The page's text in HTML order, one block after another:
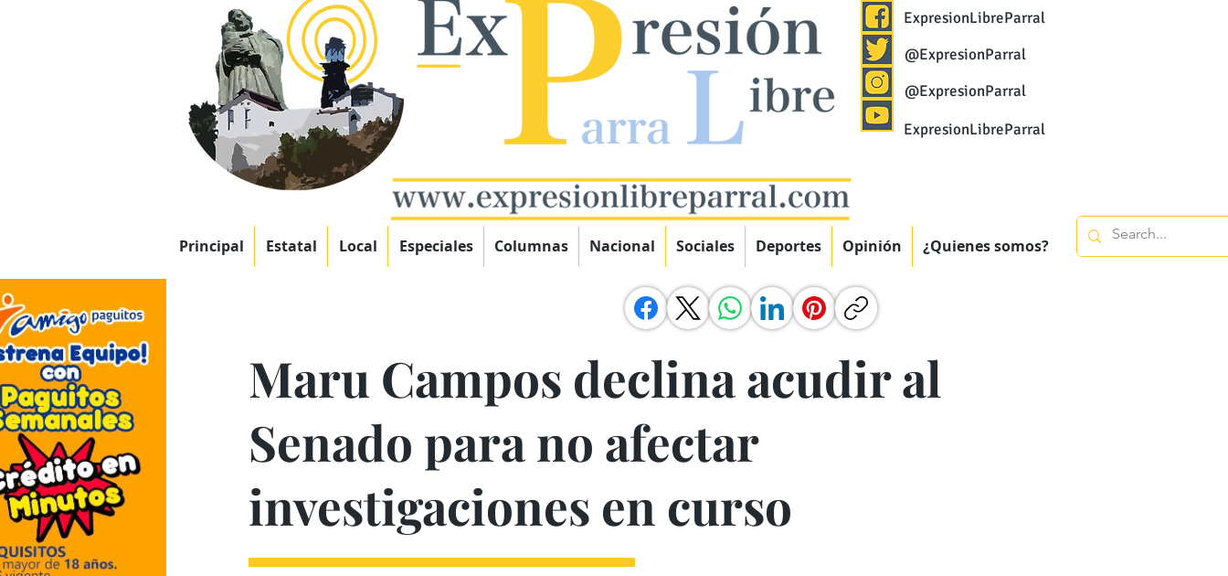
ExpresionLibreParral
@ExpresionParral
@ExpresionParral
ExpresionLibreParral
Principal Estatal Local Especiales Columnas Nacional Sociales Deportes Opinión ¿Quienes somos?
Maru Campos declina acudir al
Senado para no afectar
investigaciones en curso